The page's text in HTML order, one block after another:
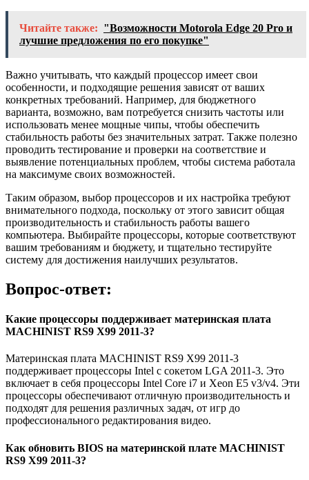
Читайте также: "Возможности Motorola Edge 20 Pro и
лучшие предложения по его покупке"
Важно учитывать, что каждый процессор имеет свои
особенности, и подходящие решения зависят от ваших
конкретных требований. Например, для бюджетного
варианта, возможно, вам потребуется снизить частоты или
использовать менее мощные чипы, чтобы обеспечить
стабильность работы без значительных затрат. Также полезно
проводить тестирование и проверки на соответствие и
выявление потенциальных проблем, чтобы система работала
на максимуме своих возможностей.
Таким образом, выбор процессоров и их настройка требуют
внимательного подхода, поскольку от этого зависит общая
производительность и стабильность работы вашего
компьютера. Выбирайте процессоры, которые соответствуют
вашим требованиям и бюджету, и тщательно тестируйте
систему для достижения наилучших результатов.
Вопрос-ответ:
Какие процессоры поддерживает материнская плата
MACHINIST RS9 X99 2011-3?
Материнская плата MACHINIST RS9 X99 2011-3
поддерживает процессоры Intel с сокетом LGA 2011-3. Это
включает в себя процессоры Intel Core i7 и Xeon E5 v3/v4. Эти
процессоры обеспечивают отличную производительность и
подходят для решения различных задач, от игр до
профессионального редактирования видео.
Как обновить BIOS на материнской плате MACHINIST
RS9 X99 2011-3?